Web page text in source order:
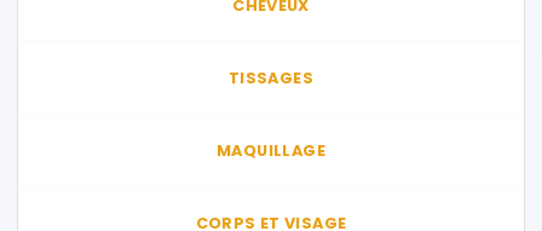
CHEVEUX
TISSAGES
MAQUILLAGE
CORPS ET VISAGE